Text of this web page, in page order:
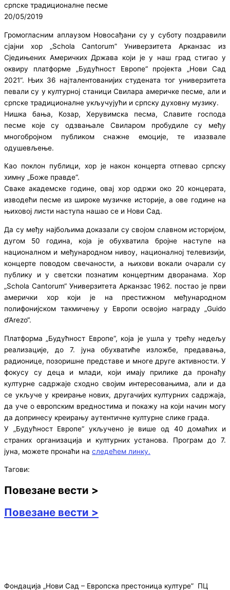
српске традиционалне песме
20/05/2019
Громогласним аплаузом Новосађани су у суботу поздравили
сјајни хор „Schola Cantorum” Универзитета Арканзас из
Сједињених Америчких Држава који је у наш град стигао у
оквиру платформе „Будућност Европе“ пројекта „Нови Сад
2021“. Њих 36 најталентованијих студената тог универзитета
певали су у културној станици Свилара америчке песме, али и
српске традиционалне укључујући и српску духовну музику.
Нишка бања, Козар, Херувимска песма, Славите господа
песме које су одзвањале Свиларом пробудиле су међу
многобројном публиком снажне емоције, те изазвале
одушевљење.
Као поклон публици, хор је након концерта отпевао српску
химну „Боже правде“.
Сваке академске године, овај хор одржи око 20 концерата,
изводећи песме из широке музичке историје, а ове године на
њиховој листи наступа нашао се и Нови Сад.
Да су међу најбољима доказали су својом славном историјом,
дугом 50 година, која је обухватила бројне наступе на
националном и међународном нивоу, националној телевизији,
концерте поводом свечаности, а њихови вокали очарали су
публику и у светски познатим концертним дворанама. Хор
„Schola Cantorum“ Универзитета Арканзас 1962. постао је први
амерички хор који је на престижном међународном
полифонијском такмичењу у Европи освојио награду „Guido
d’Arezo“.
Платформа „Будућност Европе“, која је ушла у трећу недељу
реализације, до 7. јуна обухватиће изложбе, предавања,
радионице, позоришне представе и многе друге активности. У
фокусу су деца и млади, који имају прилике да пронађу
културне садржаје сходно својим интересовањима, али и да
се укључе у креирање нових, другачијих културних садржаја,
да уче о европским вредностима и покажу на који начин могу
да допринесу креирању аутентичне културне слике града.
У „Будућност Европе“ укључено је више од 40 домаћих и
страних организација и културних установа. Програм до 7.
јуна, можете пронаћи на следећем линку.
Тагови:
Повезане вести >
Повезане вести >
Фондација „Нови Сад – Европска престоница културе” ПЦ